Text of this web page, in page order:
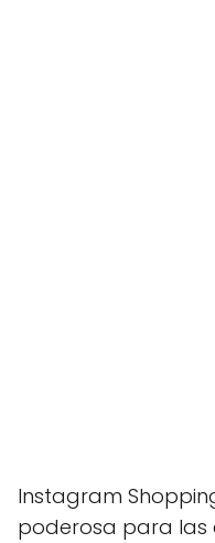
Instagram
poderosa para las